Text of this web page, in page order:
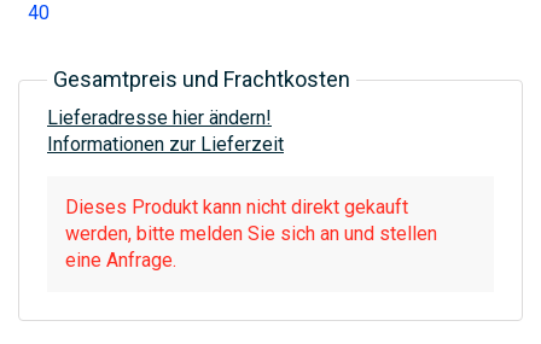
40
Gesamtpreis und Frachtkosten
Lieferadresse hier ändern!
Informationen zur Lieferzeit
Dieses Produkt kann nicht direkt gekauft
werden, bitte melden Sie sich an und stellen
eine Anfrage.